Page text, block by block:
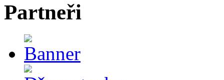
Partneři